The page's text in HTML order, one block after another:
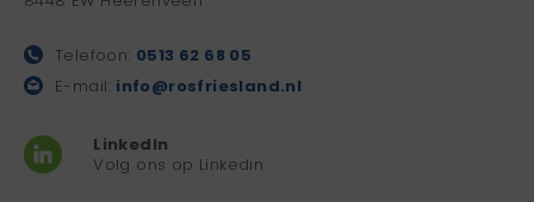
Telefoon: 0513 62 68 05
E-mail: info@rosfriesland.nl
LinkedIn
Volg ons op Linkedin